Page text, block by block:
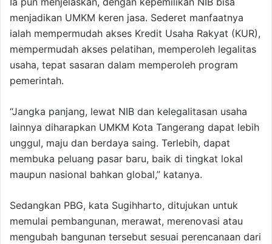
menjadikan UMKM keren jasa. Sederet manfaatnya
ialah mempermudah akses Kredit Usaha Rakyat (KUR),
mempermudah akses pelatihan, memperoleh legalitas
usaha, tepat sasaran dalam memperoleh program
pemerintah.
“Jangka panjang, lewat NIB dan kelegalitasan usaha
lainnya diharapkan UMKM Kota Tangerang dapat lebih
unggul, maju dan berdaya saing. Terlebih, dapat
membuka peluang pasar baru, baik di tingkat lokal
maupun nasional bahkan global,” katanya.
Sedangkan PBG, kata Sugihharto, ditujukan untuk
memulai pembangunan, merawat, merenovasi atau
mengubah bangunan tersebut sesuai perencanaan dari